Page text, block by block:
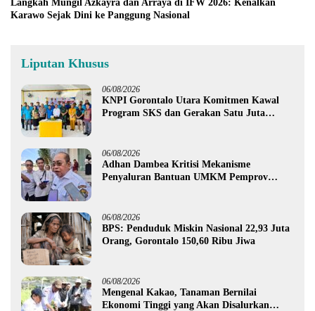
Langkah Mungil Azkayra dan Arraya di IFW 2026: Kenalkan
Karawo Sejak Dini ke Panggung Nasional
Liputan Khusus
06/08/2026
KNPI Gorontalo Utara Komitmen Kawal
Program SKS dan Gerakan Satu Juta
06/08/2026
Adhan Dambea Kritisi Mekanisme
Penyaluran Bantuan UMKM Pemprov
06/08/2026
BPS: Penduduk Miskin Nasional 22,93 Juta
Orang, Gorontalo 150,60 Ribu Jiwa
06/08/2026
Mengenal Kakao, Tanaman Bernilai
Ekonomi Tinggi yang Akan Disalurkan